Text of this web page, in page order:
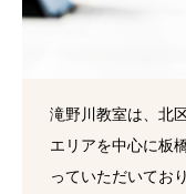
滝野川教室は、北
エリアを中心に板
っていただいてお